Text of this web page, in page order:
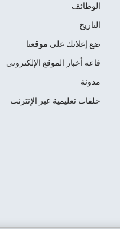
الوظائف
التاريخ
ضع إعلانك على موقعنا
قاعة أخبار الموقع الإلكتروني
مدونة
حلقات تعليمية عبر الإنترنت